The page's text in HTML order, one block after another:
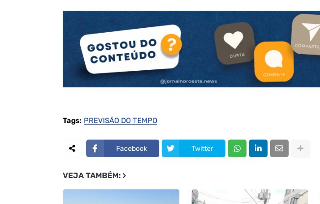
Tags: PREVISÃO DO TEMPO
Facebook Twitter
VEJA TAMBÉM: